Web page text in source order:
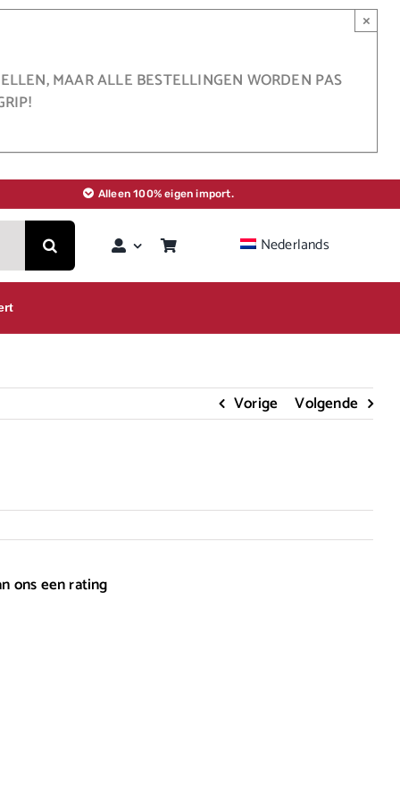
MAAR ALLE BESTELLINGEN WORDEN PAS
×
Alleen 100% eigen import.
Nederlands
Vorige Volgende
ons een rating